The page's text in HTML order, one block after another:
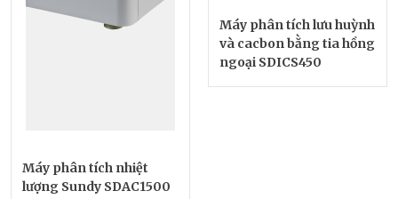
Máy phân tích nhiệt
lượng Sundy SDAC1500
Máy phân tích lưu huỳnh
và cacbon bằng tia hồng
ngoại SDICS450